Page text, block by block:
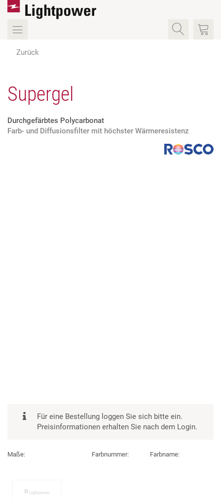
Zurück
Supergel
Durchgefärbtes Polycarbonat
Farb- und Diffusionsfilter mit höchster Wärmeresistenz
Für eine Bestellung loggen Sie sich bitte ein.
Preisinformationen erhalten Sie nach dem Login.
Maße: Farbnummer: Farbname: